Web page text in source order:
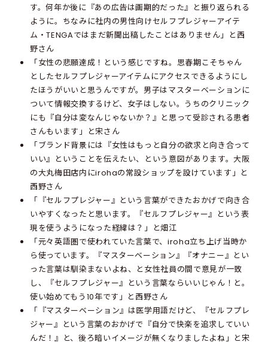
す。何年か後に『あの広告は画期的だった』と振り返られる
ように。ちなみに社内の男性向けセルフプレジャーアイテ
ム・TENGAではまだ新聞出稿したことはありません」と西
野さん
「女性の悲願達成！という感じですね。思春期こそちゃん
としたセルフプレジャーアイテムにアクセスできるようにし
たほうがいいと思うんですが。男子はマスターベーションに
ついて情報交換するけど、女子はしない。うちのクリニック
にも『自分は変なんじゃないか？』と思って受診される患者
さんもいます」と宋さん
「ブランド背景には『女性はもっと自分の欲求と向き合って
いい』ということを伝えたい、という意図があります。大阪
の大丸梅田店内にirohaの常設ショップを設けています」と
西野さん
「『セルフプレジャー』という言葉ができたおかげで向き合
いやすくなったと思います。『セルフプレジャー』という表
現を使うようになった経緯は？」と畑江
「元々英語圏で使われていた言葉で、iroha立ち上げ当時か
ら使っています。『マスターベーション』『オナニー』とい
った言葉は馴染まないよね、と女性社員の間で意見が一致
し、『セルフプレジャー』という言葉ならいいじゃん！と。
使い始めてもう10年です」と西野さん
「『マスターベーション』は医学用語だけど、『セルフプレ
ジャー』という言葉のおかげで『自分で快楽を追求していい
んだ！』と、後ろ暗いイメージが無くなりましたよね」と宋